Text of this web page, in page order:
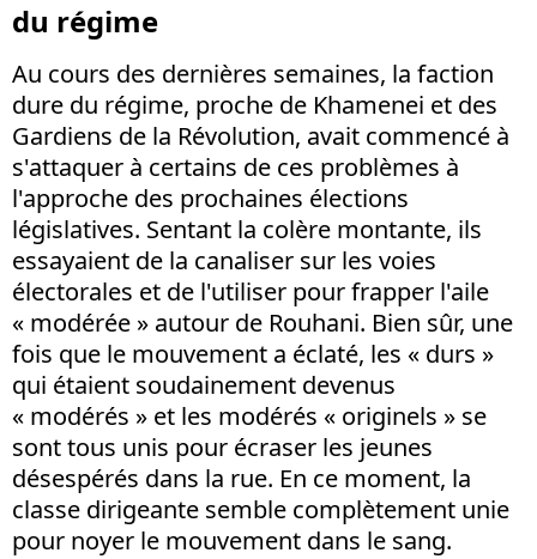
du régime
Au cours des dernières semaines, la faction
dure du régime, proche de Khamenei et des
Gardiens de la Révolution, avait commencé à
s'attaquer à certains de ces problèmes à
l'approche des prochaines élections
législatives. Sentant la colère montante, ils
essayaient de la canaliser sur les voies
électorales et de l'utiliser pour frapper l'aile
« modérée » autour de Rouhani. Bien sûr, une
fois que le mouvement a éclaté, les « durs »
qui étaient soudainement devenus
« modérés » et les modérés « originels » se
sont tous unis pour écraser les jeunes
désespérés dans la rue. En ce moment, la
classe dirigeante semble complètement unie
pour noyer le mouvement dans le sang.